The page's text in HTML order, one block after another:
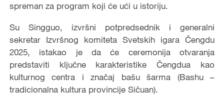
spreman za program koji će ući u istoriju.
Su Singguo, izvršni potpredsednik i generalni
sekretar Izvršnog komiteta Svetskih igara Čengdu
2025, istakao je da će ceremonija otvaranja
predstaviti ključne karakteristike Čengdua kao
kulturnog centra i značaj bašu šarma (Bashu –
tradicionalna kultura provincije Sičuan).